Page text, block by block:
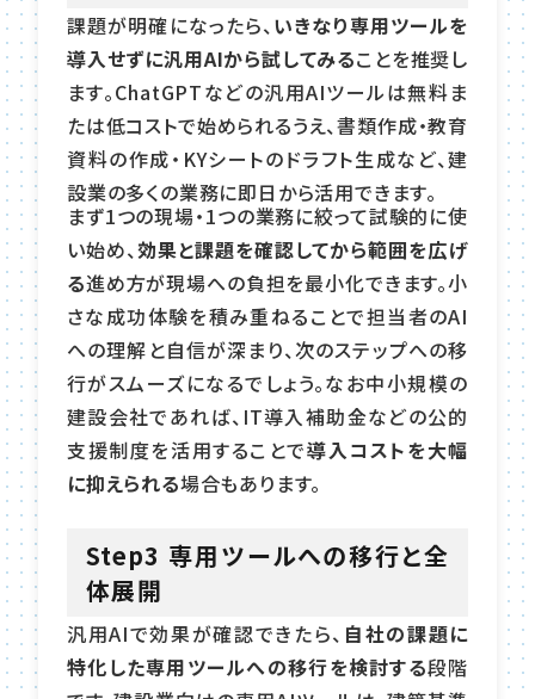
課題が明確になったら、いきなり専用ツールを
導入せずに汎用AIから試してみることを推奨し
ます。ChatGPTなどの汎用AIツールは無料ま
たは低コストで始められるうえ、書類作成・教育
資料の作成・KYシートのドラフト生成など、建
設業の多くの業務に即日から活用できます。
まず1つの現場・1つの業務に絞って試験的に使
い始め、効果と課題を確認してから範囲を広げ
る進め方が現場への負担を最小化できます。小
さな成功体験を積み重ねることで担当者のAI
への理解と自信が深まり、次のステップへの移
行がスムーズになるでしょう。なお中小規模の
建設会社であれば、IT導入補助金などの公的
支援制度を活用することで導入コストを大幅
に抑えられる場合もあります。
Step3 専用ツールへの移行と全
体展開
汎用AIで効果が確認できたら、 自社の課題に
特化した専用ツールへの移行を検討する段階